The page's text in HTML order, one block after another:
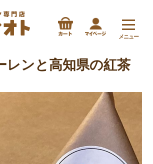
メニュー
レンと高知県の紅茶